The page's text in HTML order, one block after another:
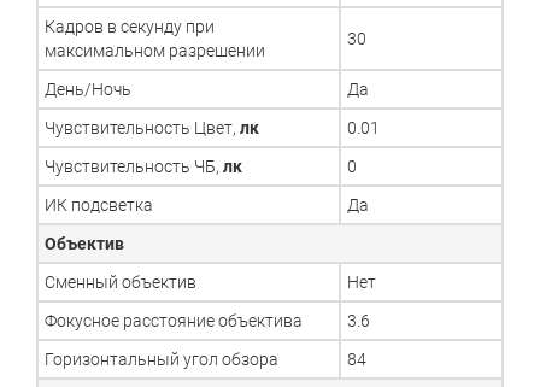
Кадров в секунду при
максимальном разрешении
30
День/Ночь
Да
Чувствительность Цвет, лк
0.01
Чувствительность ЧБ, лк
0
ИК подсветка
Да
Объектив
Сменный объектив
Нет
Фокусное расстояние объектива
3.6
Горизонтальный угол обзора
84